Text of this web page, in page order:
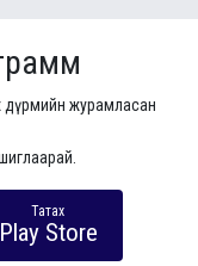
дүрмийн журамласан
Татах
Play Store